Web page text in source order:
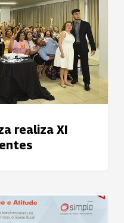
realiza XI